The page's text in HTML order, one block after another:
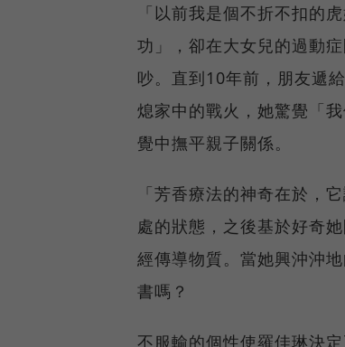
「以前我是個不折不扣的
功」，卻在大女兒的過動
吵。直到10年前，朋友遞
熄家中的戰火，她驚覺「
覺中撫平親子關係。
「芳香療法的神奇在於，
處的狀態，之後基於好奇
經傳導物質。當她興沖沖
書嗎？
不服輸的個性使羅佳琳決